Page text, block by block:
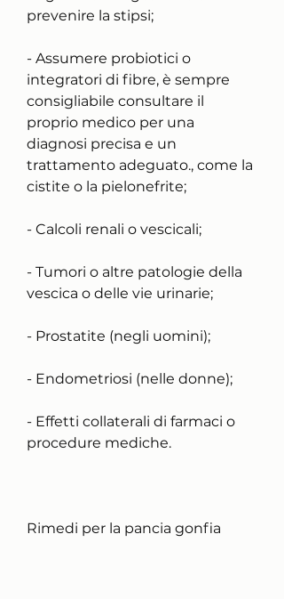
prevenire la stipsi;
- Assumere probiotici o
integratori di fibre, è sempre
consigliabile consultare il
proprio medico per una
diagnosi precisa e un
trattamento adeguato., come la
cistite o la pielonefrite;
- Calcoli renali o vescicali;
- Tumori o altre patologie della
vescica o delle vie urinarie;
- Prostatite (negli uomini);
- Endometriosi (nelle donne);
- Effetti collaterali di farmaci o
procedure mediche.
Rimedi per la pancia gonfia